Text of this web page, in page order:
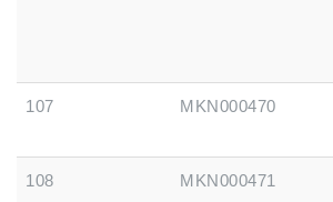
107 MKN000470
108 MKN000471